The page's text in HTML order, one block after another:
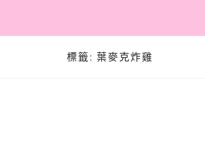
標籤: 葉麥克炸雞